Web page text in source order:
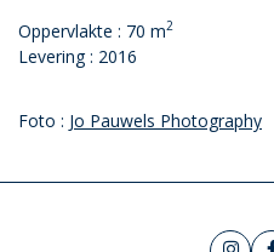
Oppervlakte : 70 m2
Levering : 2016
Foto : Jo Pauwels Photography